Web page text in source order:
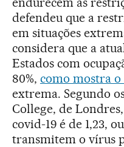
defendeu que a
em situações
considera que a
Estados com
80%, como mostra
extrema. Segundo
College, de
covid-19 é de 1,23,
transmitem o vírus